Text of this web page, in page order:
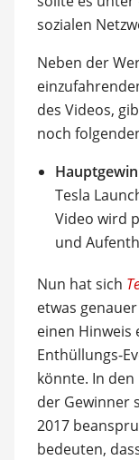
sozialen
Neben der
des Videos,
noch
Tesla
Video wird
und
Nun hat sich
etwas
einen Hinweis
Enthüllungs-
könnte. In
der Gewinner
2017
bedeuten,